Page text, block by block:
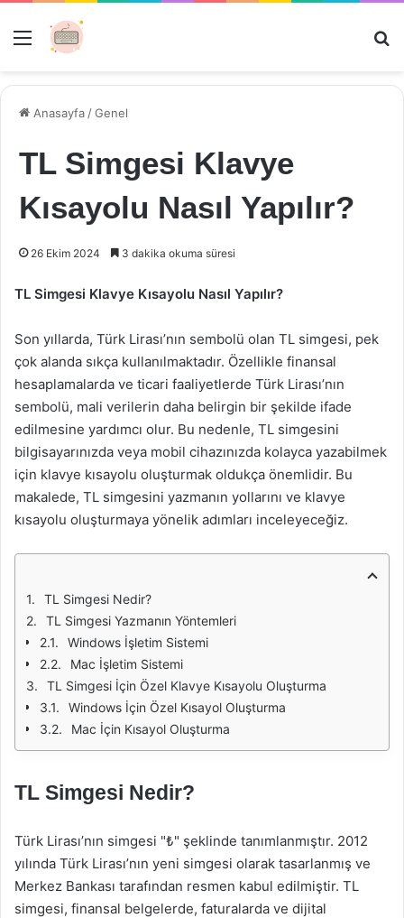
Menü
Anasayfa /Genel
TL Simgesi Klavye
Kısayolu Nasıl Yapılır?
26 Ekim 2024 3 dakika okuma süresi
TL Simgesi Klavye Kısayolu Nasıl Yapılır?
Son yıllarda, Türk Lirası’nın sembolü olan TL simgesi, pek
çok alanda sıkça kullanılmaktadır. Özellikle finansal
hesaplamalarda ve ticari faaliyetlerde Türk Lirası’nın
sembolü, mali verilerin daha belirgin bir şekilde ifade
edilmesine yardımcı olur. Bu nedenle, TL simgesini
bilgisayarınızda veya mobil cihazınızda kolayca yazabilmek
için klavye kısayolu oluşturmak oldukça önemlidir. Bu
makalede, TL simgesini yazmanın yollarını ve klavye
kısayolu oluşturmaya yönelik adımları inceleyeceğiz.
TL Simgesi Nedir?
TL Simgesi Yazmanın Yöntemleri
Windows İşletim Sistemi
Mac İşletim Sistemi
TL Simgesi İçin Özel Klavye Kısayolu Oluşturma
Windows İçin Özel Kısayol Oluşturma
Mac İçin Kısayol Oluşturma
TL Simgesi Nedir?
Türk Lirası’nın simgesi "₺" şeklinde tanımlanmıştır. 2012
yılında Türk Lirası’nın yeni simgesi olarak tasarlanmış ve
Merkez Bankası tarafından resmen kabul edilmiştir. TL
simgesi, finansal belgelerde, faturalarda ve dijital